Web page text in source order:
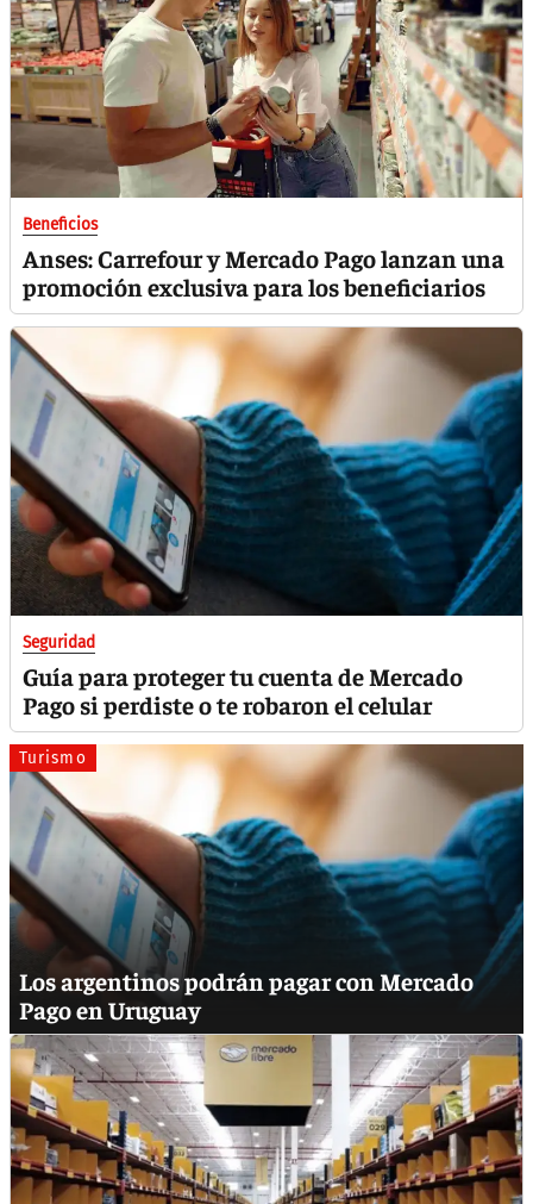
Beneficios
Anses: Carrefour y Mercado Pago lanzan una
promoción exclusiva para los beneficiarios
Seguridad
Guía para proteger tu cuenta de Mercado
Pago si perdiste o te robaron el celular
Turismo
Los argentinos podrán pagar con Mercado
Pago en Uruguay